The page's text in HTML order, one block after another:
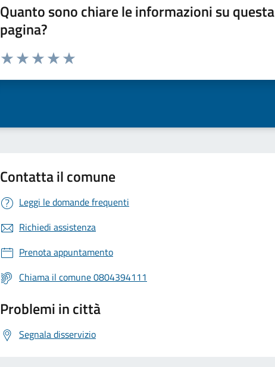
Quanto sono chiare le informazioni su questa
pagina?
Valuta da 1 a 5 stelle la pagina
Contatta il comune
Leggi le domande frequenti
Richiedi assistenza
Prenota appuntamento
Chiama il comune 0804394111
Problemi in città
Segnala disservizio